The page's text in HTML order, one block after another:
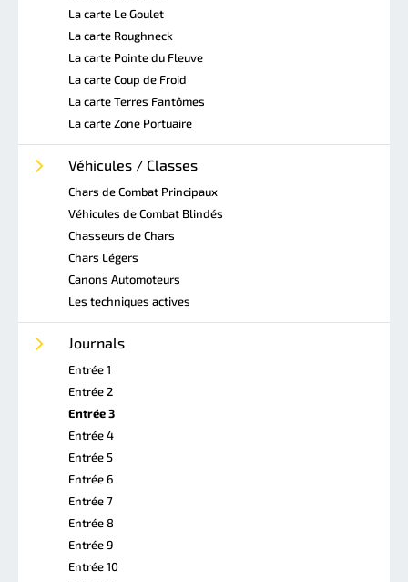
La carte Le Goulet
La carte Roughneck
La carte Pointe du Fleuve
La carte Coup de Froid
La carte Terres Fantômes
La carte Zone Portuaire
Véhicules / Classes
Chars de Combat Principaux
Véhicules de Combat Blindés
Chasseurs de Chars
Chars Légers
Canons Automoteurs
Les techniques actives
Journals
Entrée 1
Entrée 2
Entrée 3
Entrée 4
Entrée 5
Entrée 6
Entrée 7
Entrée 8
Entrée 9
Entrée 10